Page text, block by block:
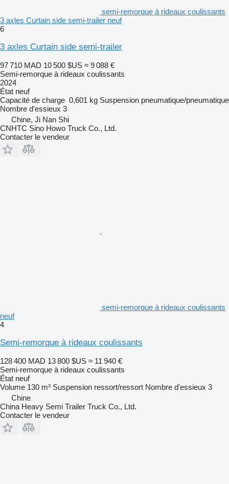
semi-remorque à rideaux coulissants
3 axles Curtain side semi-trailer neuf
6
3 axles Curtain side semi-trailer
97 710 MAD 10 500 $US ≈ 9 088 €
Semi-remorque à rideaux coulissants
2024
État neuf
Capacité de charge 0,601 kg Suspension pneumatique/pneumatique
Nombre d'essieux 3
Chine, Ji Nan Shi
CNHTC Sino Howo Truck Co., Ltd.
Contacter le vendeur
semi-remorque à rideaux coulissants
neuf
4
Semi-remorque à rideaux coulissants
128 400 MAD 13 800 $US ≈ 11 940 €
Semi-remorque à rideaux coulissants
État neuf
Volume 130 m³ Suspension ressort/ressort Nombre d'essieux 3
Chine
China Heavy Semi Trailer Truck Co., Ltd.
Contacter le vendeur